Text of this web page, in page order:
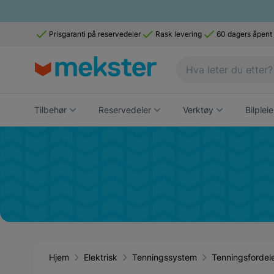
Prisgaranti på reservedeler Rask levering 60 dagers åpent
Tilbehør Reservedeler Verktøy Bilpleie
Hjem Elektrisk Tenningssystem